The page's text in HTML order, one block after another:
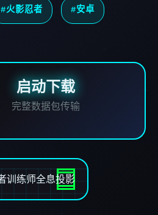
#火影忍者 #安卓
启动下载
完整数据包传输